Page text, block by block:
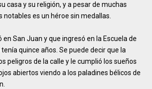
casa y su religión, y a pesar de muchas
notables es un héroe sin medallas.
en San Juan y que ingresó en la Escuela de
quince años. Se puede decir que la
peligros de la calle y le cumplió los sueños
abiertos viendo a los paladines bélicos de